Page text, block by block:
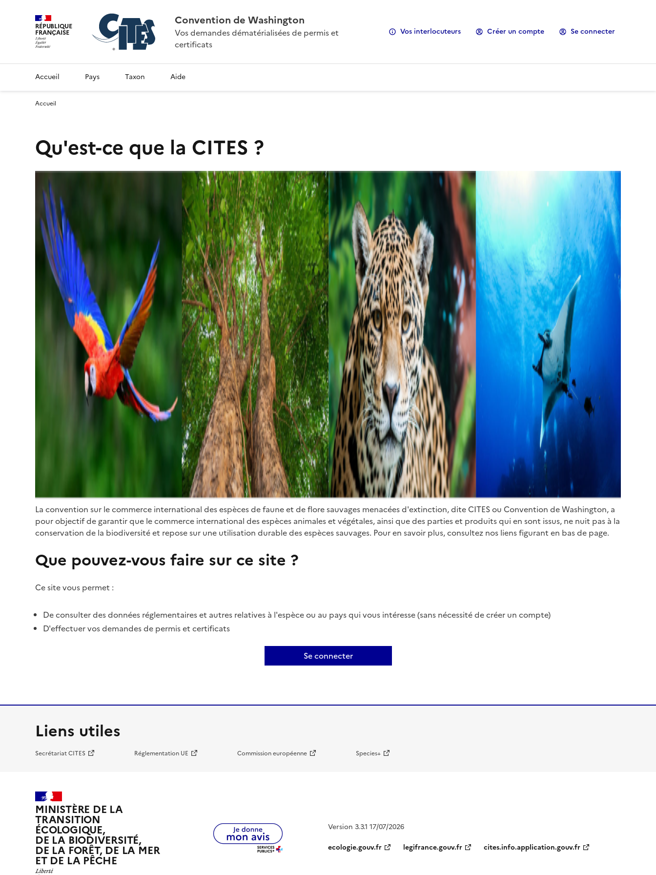
RÉPUBLIQUE
FRANÇAISE
Convention de Washington
Vos demandes dématérialisées de permis et
certificats
Vos interlocuteurs Créer un compte Se connecter
Accueil Pays Taxon Aide
Accueil
Qu'est-ce que la CITES ?
La convention sur le commerce international des espèces de faune et de flore sauvages menacées d'extinction, dite CITES ou Convention de Washington, a
pour objectif de garantir que le commerce international des espèces animales et végétales, ainsi que des parties et produits qui en sont issus, ne nuit pas à la
conservation de la biodiversité et repose sur une utilisation durable des espèces sauvages. Pour en savoir plus, consultez nos liens figurant en bas de page.
Que pouvez-vous faire sur ce site ?
Ce site vous permet :
De consulter des données réglementaires et autres relatives à l'espèce ou au pays qui vous intéresse (sans nécessité de créer un compte)
D'effectuer vos demandes de permis et certificats
Se connecter
Liens utiles
Secrétariat CITES Réglementation UE Commission européenne Species+
MINISTÈRE DE LA
TRANSITION
ÉCOLOGIQUE,
DE LA BIODIVERSITÉ,
DE LA FORÊT, DE LA MER
ET DE LA PÊCHE
Version 3.3.1 17/07/2026
ecologie.gouv.fr
legifrance.gouv.fr cites.info.application.gouv.fr